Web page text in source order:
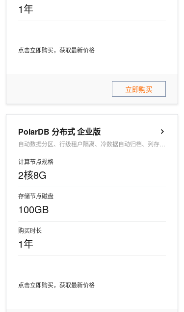
1年
点击立即购买，获取最新价格
立即购买
PolarDB 分布式 企业版
计算节点规格
2核8G
存储节点磁盘
100GB
购买时长
1年
点击立即购买，获取最新价格